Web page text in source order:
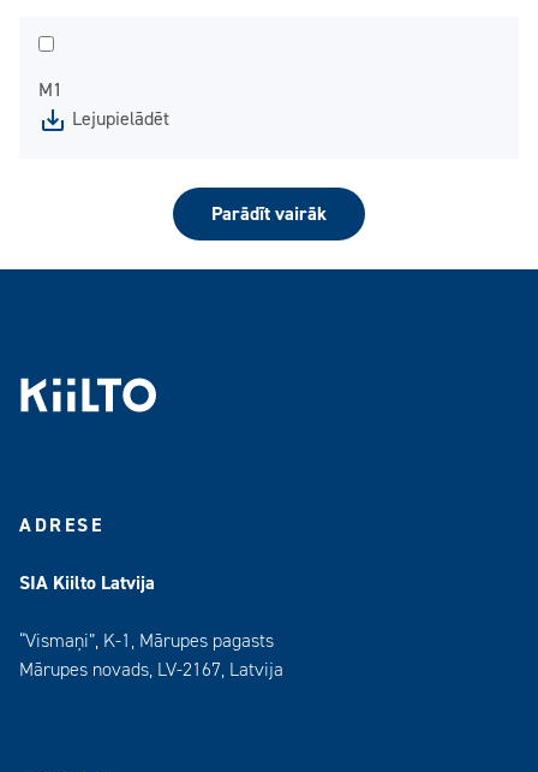
M1
Lejupielādēt
Parādīt vairāk
ADRESE
SIA Kiilto Latvija
“Vismaņi”, K-1, Mārupes pagasts
Mārupes novads, LV-2167, Latvija